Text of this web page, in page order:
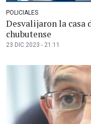
POLICIALES
Desvalijaron la casa
chubutense
23 DIC 2023 - 21:11